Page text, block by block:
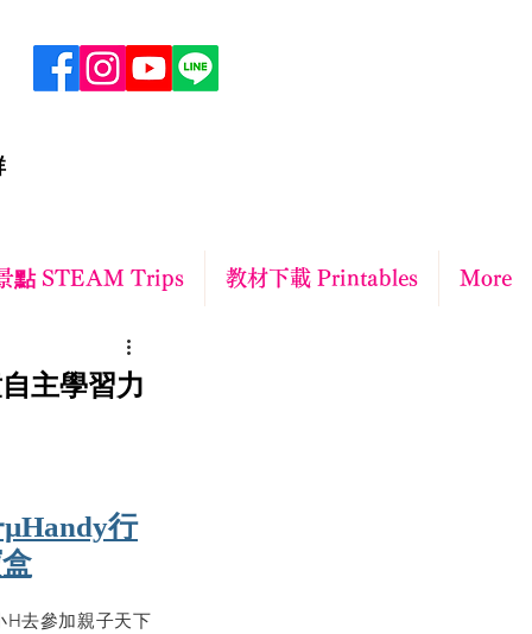
點 STEAM Trips 教材下載 Printables More
主學習力
行
H去參加親子天下